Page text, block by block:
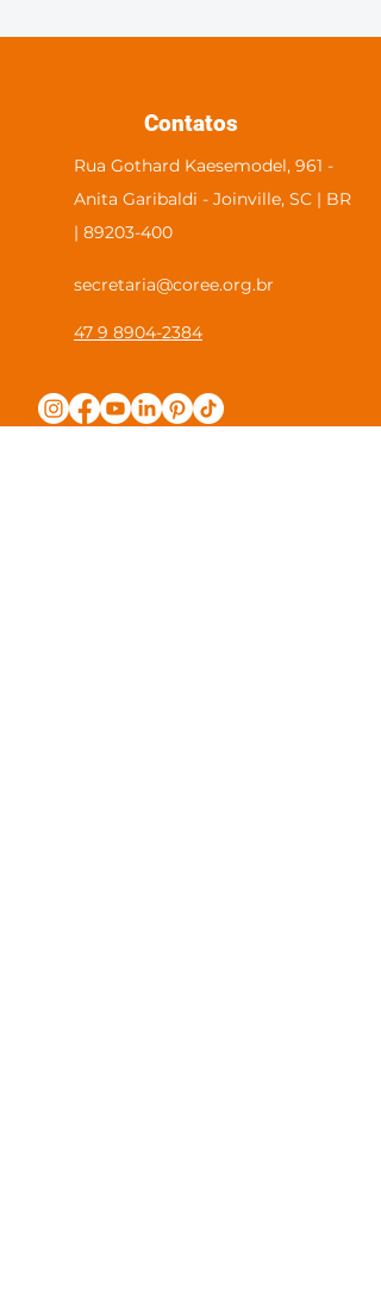
Contatos
Rua Gothard Kaesemodel, 961 -
Anita Garibaldi - Joinville, SC | BR
| 89203-400
secretaria@coree.org.br
47 9 8904-2384